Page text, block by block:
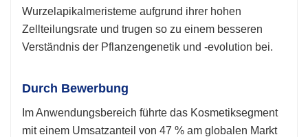
Wurzelapikalmeristeme aufgrund ihrer hohen
Zellteilungsrate und trugen so zu einem besseren
Verständnis der Pflanzengenetik und -evolution bei.
Durch Bewerbung
Im Anwendungsbereich führte das Kosmetiksegment
mit einem Umsatzanteil von 47 % am globalen Markt